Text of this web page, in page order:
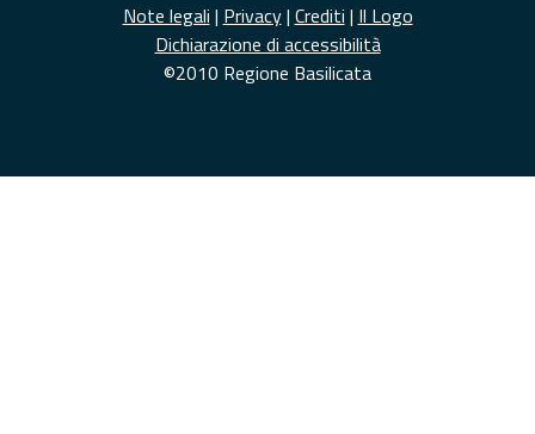
Note legali | Privacy| Crediti | Il Logo
Dichiarazione di accessibilità
©2010 Regione Basilicata